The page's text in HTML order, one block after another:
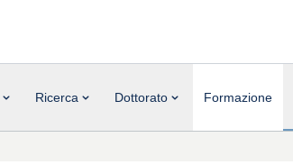
Ricerca Dottorato Formazione